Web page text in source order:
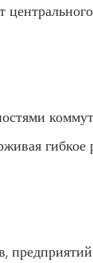
сети
гибкое